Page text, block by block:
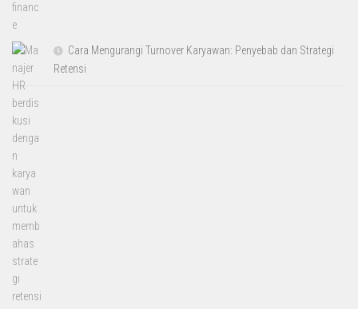
Cara Mengurangi Turnover Karyawan: Penyebab dan Strategi
Retensi